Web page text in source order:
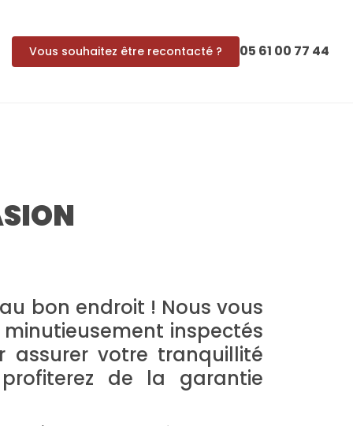
Vous souhaitez être recontacté ? 05 61 00 77 44
bon endroit ! Nous vous
inspectés
votre tranquillité
de la garantie